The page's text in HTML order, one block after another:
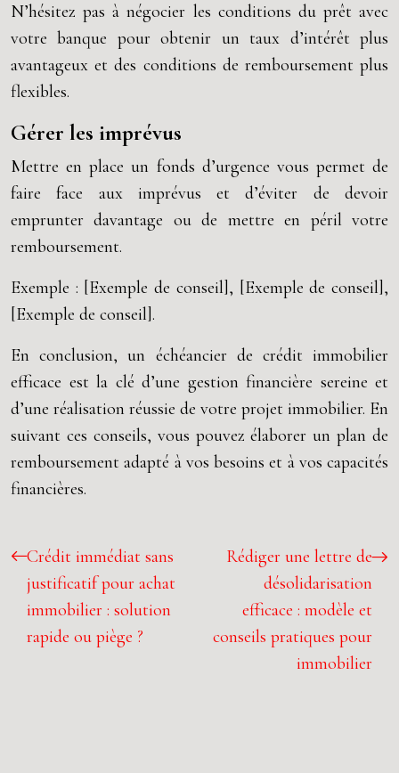
N’hésitez pas à négocier les conditions du prêt avec
votre banque pour obtenir un taux d’intérêt plus
avantageux et des conditions de remboursement plus
flexibles.
Gérer les imprévus
Mettre en place un fonds d’urgence vous permet de
faire face aux imprévus et d’éviter de devoir
emprunter davantage ou de mettre en péril votre
remboursement.
Exemple : [Exemple de conseil], [Exemple de conseil],
[Exemple de conseil].
En conclusion, un échéancier de crédit immobilier
efficace est la clé d’une gestion financière sereine et
d’une réalisation réussie de votre projet immobilier. En
suivant ces conseils, vous pouvez élaborer un plan de
remboursement adapté à vos besoins et à vos capacités
financières.
Crédit immédiat sans
justificatif pour achat
immobilier : solution
rapide ou piège ?
Rédiger une lettre de
désolidarisation
efficace : modèle et
conseils pratiques pour
immobilier